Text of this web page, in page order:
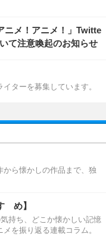
ニメ！アニメ！」Twitte
て注意喚起のお知らせ
ターを募集しています。
ら懐かしの作品まで、独
め】
持ち、どこか懐かしい記憶
を振り返る連載コラム。